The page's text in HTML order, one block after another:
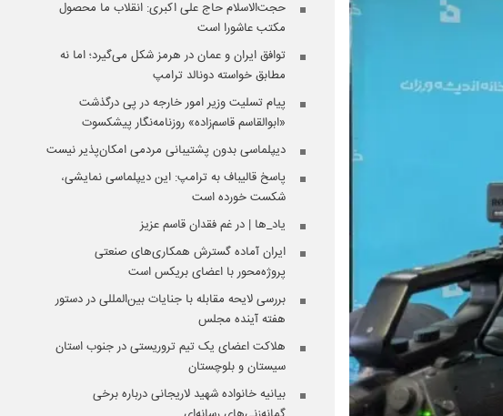
حجت‌الاسلام حاج علی اکبری: انقلاب ما محصول
مکتب عاشورا است
توافق ایران و عمان در هرمز شکل می‌گیرد؛ اما نه
مطابق خواسته دونالد ترامپ
پیام تسلیت وزیر امور خارجه در پی درگذشت
«ابوالقاسم قاسم‌زاده» روزنامه‌نگار پیشکسوت
دیپلماسی بدون پشتیبانی مردمی امکان‌پذیر نیست
پاسخ قالیباف به ترامپ: این دیپلماسی نمایشی،
شکست خورده است
یاد_ها | در غم فقدان قاسم عزیز
ایران آماده گسترش همکاری‌های صنعتی
پروژه‌محور با اعضای بریکس است
بررسی لایحه مقابله با جنایات بین‌المللی در دستور
هفته آینده مجلس
هلاکت اعضای یک تیم تروریستی در جنوب استان
سیستان و بلوچستان
بیانیه خانواده شهید لاریجانی درباره برخی